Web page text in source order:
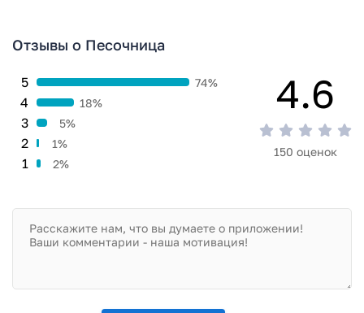
заражения файлов не выявлено.
Отзывы о Песочница
1 2%
2 1%
3 5%
4 18%
5 74% 4.6
150 оценок